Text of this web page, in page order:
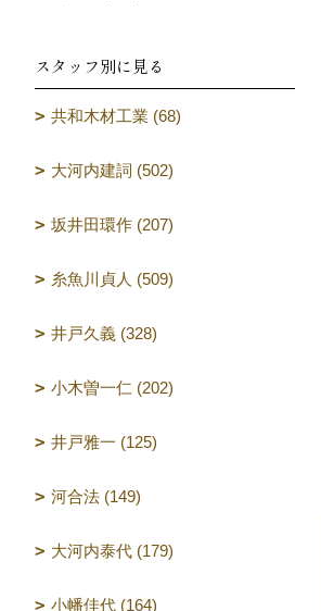
スタッフ別に見る
共和木材工業 (68)
大河内建詞 (502)
坂井田環作 (207)
糸魚川貞人 (509)
井戸久義 (328)
小木曽一仁 (202)
井戸雅一 (125)
河合法 (149)
大河内泰代 (179)
小幡佳代 (164)